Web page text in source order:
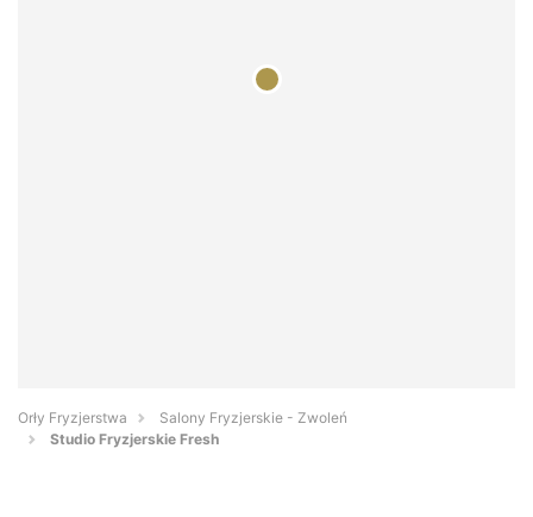
Orły Fryzjerstwa
Salony Fryzjerskie - Zwoleń
Studio Fryzjerskie Fresh